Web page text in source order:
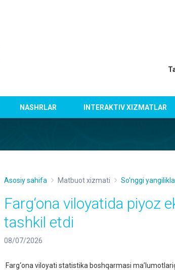
NASHRLAR INTERAKTIV XIZMATLAR
Asosiy sahifa Matbuot xizmati So'nggi
Farg‘ona viloyatida piyoz
tashkil etdi
08/07/2026
Farg‘ona viloyati statistika boshqarmasi